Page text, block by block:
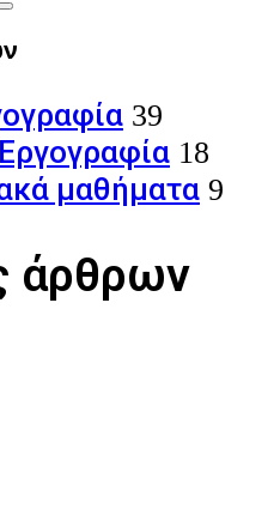
39
18
μαθήματα 9
άρθρων